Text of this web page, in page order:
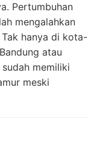
Pertumbuhan
mengalahkan
hanya di kota-
atau
memiliki
meski